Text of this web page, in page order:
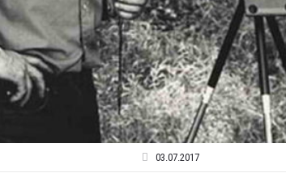
03.07.2017